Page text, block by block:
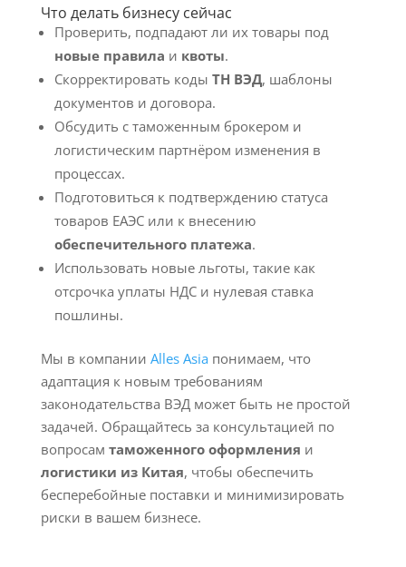
Что делать бизнесу сейчас
Проверить, подпадают ли их товары под
новые правила и квоты.
Скорректировать коды ТН ВЭД, шаблоны
документов и договора.
Обсудить с таможенным брокером и
логистическим партнёром изменения в
процессах.
Подготовиться к подтверждению статуса
товаров ЕАЭС или к внесению
обеспечительного платежа.
Использовать новые льготы, такие как
отсрочка уплаты НДС и нулевая ставка
пошлины.
Мы в компании Alles Asia понимаем, что
адаптация к новым требованиям
законодательства ВЭД может быть не простой
задачей. Обращайтесь за консультацией по
вопросам таможенного оформления и
логистики из Китая, чтобы обеспечить
бесперебойные поставки и минимизировать
риски в вашем бизнесе.